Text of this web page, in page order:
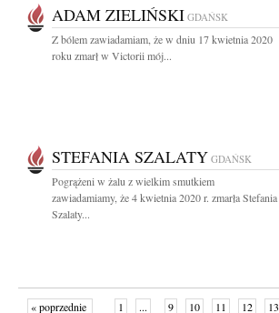
ADAM ZIELIŃSKI GDAŃSK
Z bólem zawiadamiam, że w dniu 17 kwietnia 2020
roku zmarł w Victorii mój...
STEFANIA SZALATY GDAŃSK
Pogrążeni w żalu z wielkim smutkiem
zawiadamiamy, że 4 kwietnia 2020 r. zmarła Stefania
Szalaty...
« poprzednie 1 ... 9 10 11 12 13